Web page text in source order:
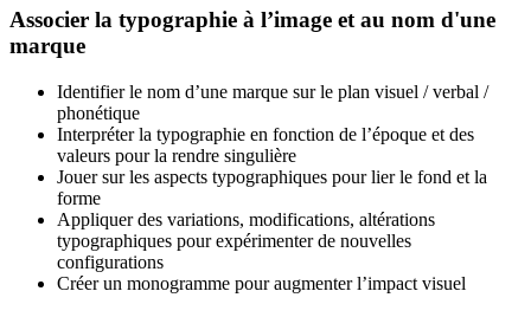
Associer la typographie à l’image et au nom d'une
marque
Identifier le nom d’une marque sur le plan visuel / verbal /
phonétique
Interpréter la typographie en fonction de l’époque et des
valeurs pour la rendre singulière
Jouer sur les aspects typographiques pour lier le fond et la
forme
Appliquer des variations, modifications, altérations
typographiques pour expérimenter de nouvelles
configurations
Créer un monogramme pour augmenter l’impact visuel